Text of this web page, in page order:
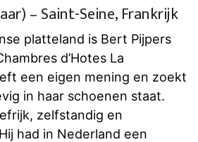
– Saint-Seine, Frankrijk
platteland is Bert Pijpers
d’Hotes La
een eigen mening en zoekt
in haar schoenen staat.
zelfstandig en
had in Nederland een